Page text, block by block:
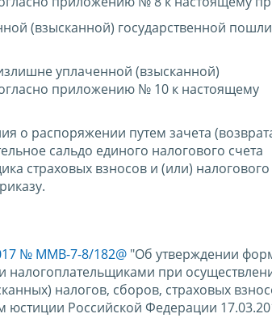
(взысканной) государственной
уплаченной (взысканной)
приложению № 10 к настоящему
о распоряжении путем зачета
сальдо единого налогового счета
страховых взносов и (или) налогового
№ ММВ-7-8/182@ "Об утверждении
при
налогов, сборов, страховых
Российской Федерации